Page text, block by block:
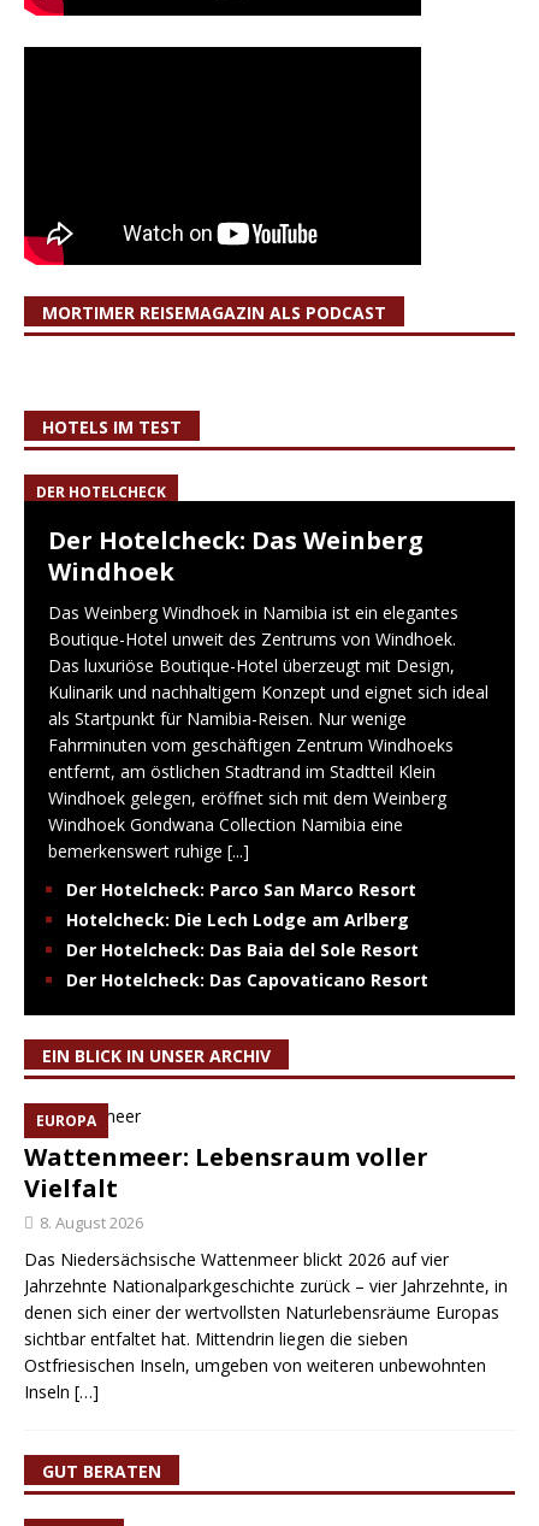
MORTIMER REISEMAGAZIN ALS PODCAST
HOTELS IM TEST
DER HOTELCHECK
Der Hotelcheck: Das Weinberg
Windhoek
Das Weinberg Windhoek in Namibia ist ein elegantes
Boutique-Hotel unweit des Zentrums von Windhoek.
Das luxuriöse Boutique-Hotel überzeugt mit Design,
Kulinarik und nachhaltigem Konzept und eignet sich ideal
als Startpunkt für Namibia-Reisen. Nur wenige
Fahrminuten vom geschäftigen Zentrum Windhoeks
entfernt, am östlichen Stadtrand im Stadtteil Klein
Windhoek gelegen, eröffnet sich mit dem Weinberg
Windhoek Gondwana Collection Namibia eine
bemerkenswert ruhige [...]
Der Hotelcheck: Parco San Marco Resort
Hotelcheck: Die Lech Lodge am Arlberg
Der Hotelcheck: Das Baia del Sole Resort
Der Hotelcheck: Das Capovaticano Resort
EIN BLICK IN UNSER ARCHIV
EUROPA
Wattenmeer: Lebensraum voller
Vielfalt
8. August 2026
Das Niedersächsische Wattenmeer blickt 2026 auf vier
Jahrzehnte Nationalparkgeschichte zurück – vier Jahrzehnte, in
denen sich einer der wertvollsten Naturlebensräume Europas
sichtbar entfaltet hat. Mittendrin liegen die sieben
Ostfriesischen Inseln, umgeben von weiteren unbewohnten
Inseln […]
GUT BERATEN